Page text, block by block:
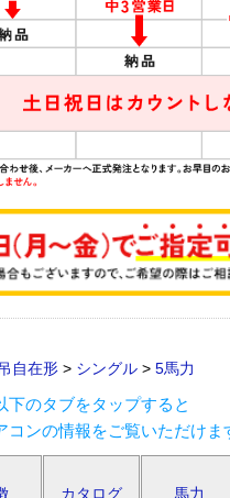
自在形 > シングル > 5馬力
下のタブをタップすると
コンの情報をご覧いただけま
カタログ 馬力